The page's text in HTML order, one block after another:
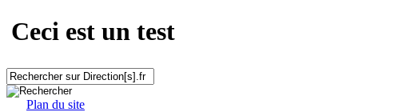
Ceci est un test
Plan du site